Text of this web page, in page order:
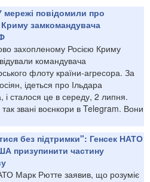
мережі повідомили про
замкомандувача
захопленому Росією Криму
командувача
флоту країни-агресора. За
ідеться про Ільдара
і сталося це в середу, 2 липня.
звані воєнкори в Telegram. Вони
без підтримки": Генсек НАТО
призупинити частину
Марк Рютте заявив, що розуміє